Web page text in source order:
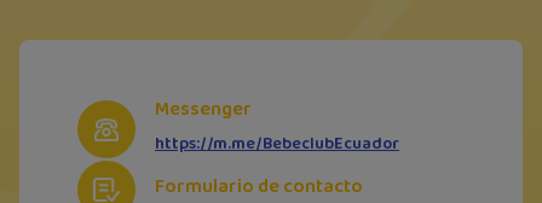
Messenger
https://m.me/BebeclubEcuador
Formulario de contacto